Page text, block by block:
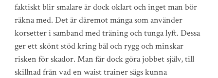
faktiskt blir smalare är dock oklart och inget man bör
räkna med. Det är däremot många som använder
korsetter i samband med träning och tunga lyft. Dessa
ger ett skönt stöd kring bål och rygg och minskar
risken för skador. Man får dock göra jobbet själv, till
skillnad från vad en waist trainer sägs kunna